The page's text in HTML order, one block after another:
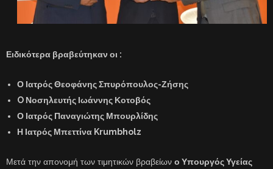
Ειδικότερα βραβεύτηκαν οι :
Ο ΙατρόςΘεοφάνης Σπυρόπουλος-Ζήσης
O Νοσηλευτής Ιωάννης Κοτοβός
Ο Ιατρός Παναγιώτης Μπουρλίδης
Η Ιατρός Μπεττίνα Krumbholz
Μετά την απονομή των τιμητικών βραβείων ο Υπουργός Υγείας